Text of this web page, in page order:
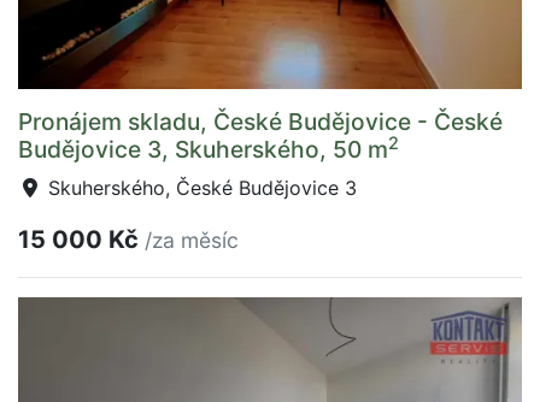
Pronájem skladu, České Budějovice - České
Budějovice 3, Skuherského, 50 m2
Skuherského, České Budějovice 3
15 000 Kč /za měsíc